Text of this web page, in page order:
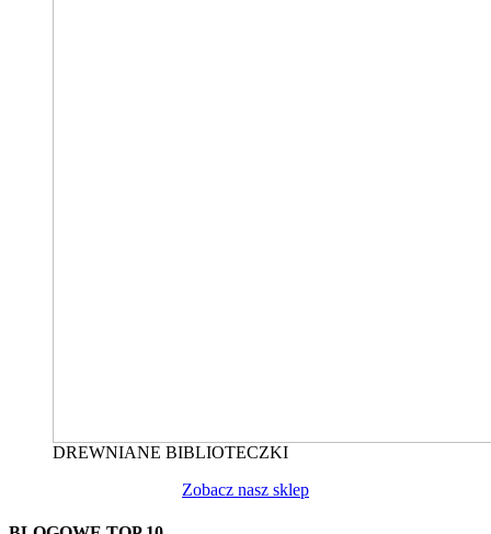
DREWNIANE BIBLIOTECZKI
Zobacz nasz sklep